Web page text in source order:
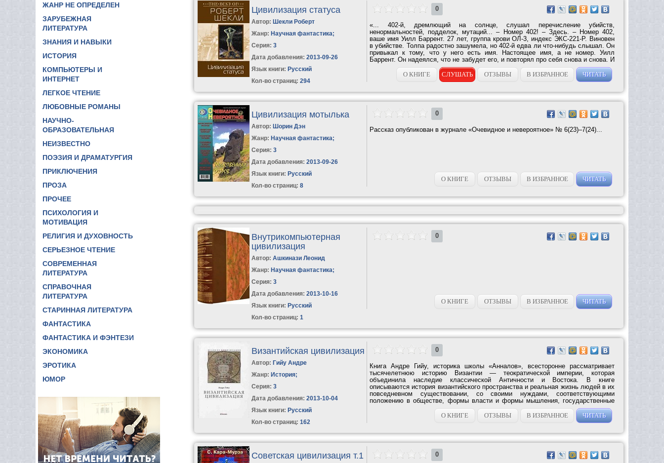
ЖАНР НЕ ОПРЕДЕЛЕН
ЗАРУБЕЖНАЯ
ЛИТЕРАТУРА
ЗНАНИЯ И НАВЫКИ
ИСТОРИЯ
КОМПЬЮТЕРЫ И
ИНТЕРНЕТ
ЛЕГКОЕ ЧТЕНИЕ
ЛЮБОВНЫЕ РОМАНЫ
НАУЧНО-
ОБРАЗОВАТЕЛЬНАЯ
НЕИЗВЕСТНО
ПОЭЗИЯ И ДРАМАТУРГИЯ
ПРИКЛЮЧЕНИЯ
ПРОЗА
ПРОЧЕЕ
ПСИХОЛОГИЯ И
МОТИВАЦИЯ
РЕЛИГИЯ И ДУХОВНОСТЬ
СЕРЬЕЗНОЕ ЧТЕНИЕ
СОВРЕМЕННАЯ
ЛИТЕРАТУРА
СПРАВОЧНАЯ
ЛИТЕРАТУРА
СТАРИННАЯ ЛИТЕРАТУРА
ФАНТАСТИКА
ФАНТАСТИКА И ФЭНТЕЗИ
ЭКОНОМИКА
ЭРОТИКА
ЮМОР
Цивилизация статуса
Автор: Шекли Роберт
Жанр: Научная фантастика;
Серия:3
Дата добавления: 2013-09-26
Язык книги: Русский
Кол-во страниц: 294
0
«... 402-й, дремлющий на солнце, слушал перечисление убийств,
ненормальностей, подделок, мутаций... – Номер 402! – Здесь. – Номер 402,
ваше имя Уилл Баррент. 27 лет, группа крови ОЛ-3, индекс ЭКС-221-Р. Виновен
в убийстве. Толпа радостно зашумела, но 402-й едва ли что-нибудь слышал. Он
привыкал к тому, что у него есть имя. Настоящее имя, а не номер. Уилл
Баррент. Он надеялся, что не забудет его, и повторял про себя снова и снова. И
чуть не пропустил...
О КНИГЕ
СЛУШАТЬ ОТЗЫВЫ В ИЗБРАННОЕ ЧИТАТЬ
Цивилизация мотылька
Автор: Шорин Дэн
Жанр: Научная фантастика;
Серия:3
Дата добавления: 2013-09-26
Язык книги: Русский
Кол-во страниц: 8
0
Рассказ опубликован в журнале «Очевидное и невероятное» № 6(23)–7(24)...
О КНИГЕ ОТЗЫВЫ В ИЗБРАННОЕ ЧИТАТЬ
Внутрикомпьютерная
цивилизация
Автор:Ашкинази Леонид
Жанр: Научная фантастика;
Серия:3
Дата добавления: 2013-10-16
Язык книги: Русский
Кол-во страниц: 1
0
О КНИГЕ ОТЗЫВЫ В ИЗБРАННОЕ ЧИТАТЬ
Византийская цивилизация
Автор: Гийу Андре
Жанр: История;
Серия:3
Дата добавления: 2013-10-04
Язык книги: Русский
Кол-во страниц: 162
0
Книга Андре Гийу, историка школы «Анналов», всесторонне рассматривает
тысячелетнюю историю Византии — теократической империи, которая
объединила наследие классической Античности и Востока. В книге
описываются история византийского пространства и реальная жизнь людей в их
повседневном существовании, со своими нуждами, соответствующими
положению в обществе, формы власти и формы мышления, государственные
учреждения и социальные...
О КНИГЕ
ОТЗЫВЫ В ИЗБРАННОЕ ЧИТАТЬ
Советская цивилизация т.1 0